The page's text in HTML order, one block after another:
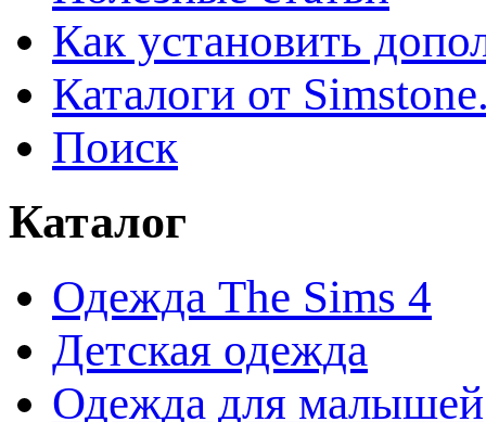
Как установить
Каталоги от
Поиск
Каталог
Одежда The Sims 4
Детская одежда
Одежда для малышей